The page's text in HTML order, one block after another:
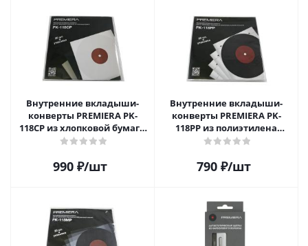
Внутренние вкладыши-
конверты PREMIERA PK-
118CP из хлопковой бумаги
для 12" виниловых
990 ₽/шт
Внутренние вкладыши-
конверты PREMIERA PK-
118PP из полиэтилена
высокой плотности для 12"
шт.
790 ₽/шт